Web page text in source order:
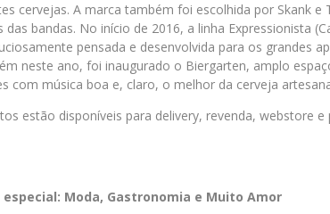
cervejas. A marca também foi escolhida por Skank
das bandas. No início de 2016, a linha Expressionista
pensada e desenvolvida para os grandes
neste ano, foi inaugurado o Biergarten, amplo
com música boa e, claro, o melhor da cerveja
estão disponíveis para delivery, revenda, webstore
Moda, Gastronomia e Muito Amor